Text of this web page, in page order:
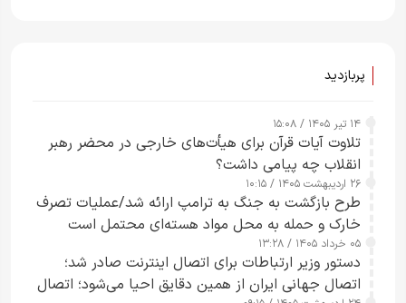
پربازدید
۱۴ تیر ۱۴۰۵ / ۱۵:۰۸
تلاوت آیات قرآن برای هیأت‌های خارجی در محضر رهبر
انقلاب چه پیامی داشت؟
۲۶ اردیبهشت ۱۴۰۵ / ۱۰:۱۵
طرح‌ بازگشت به جنگ به ترامپ ارائه شد/عملیات تصرف
خارک و حمله به محل مواد هسته‌ای محتمل است
۰۵ خرداد ۱۴۰۵ / ۱۳:۲۸
دستور وزیر ارتباطات برای اتصال اینترنت صادر شد؛
اتصال جهانی ایران از همین دقایق احیا می‌شود؛ اتصال